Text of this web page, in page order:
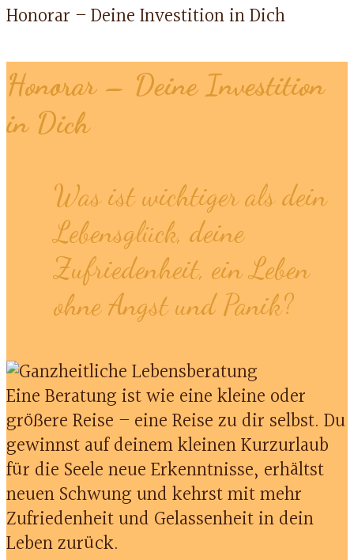
Honorar – Deine Investition in Dich
Honorar – Deine Investition
in Dich
Was ist wichtiger als dein
Lebensglück, deine
Zufriedenheit, ein Leben
ohne Angst und Panik?
Eine Beratung ist wie eine kleine oder
größere Reise – eine Reise zu dir selbst. Du
gewinnst auf deinem kleinen Kurzurlaub
für die Seele neue Erkenntnisse, erhältst
neuen Schwung und kehrst mit mehr
Zufriedenheit und Gelassenheit in dein
Leben zurück.